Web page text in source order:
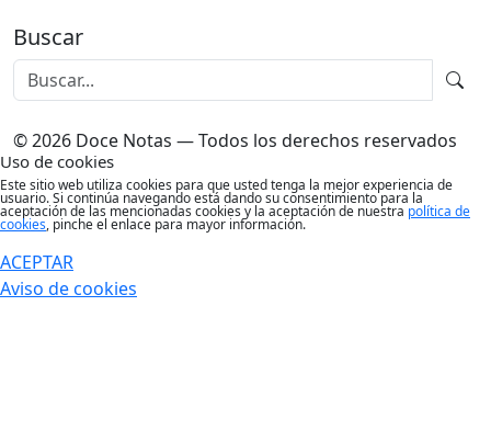
Buscar
© 2026 Doce Notas — Todos los derechos reservados
Uso de cookies
Este sitio web utiliza cookies para que usted tenga la mejor experiencia de
usuario. Si continúa navegando está dando su consentimiento para la
aceptación de las mencionadas cookies y la aceptación de nuestra política de
cookies, pinche el enlace para mayor información.
ACEPTAR
Aviso de cookies